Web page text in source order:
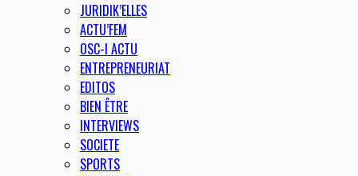
JURIDIK’ELLES
ACTU’FEM
OSC-I ACTU
ENTREPRENEURIAT
EDITOS
BIEN ÊTRE
INTERVIEWS
SOCIETE
SPORTS